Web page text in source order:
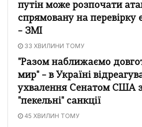
путін може розпочати
спрямовану на перевірку
– ЗМІ
33 ХВИЛИНИ ТОМУ
"Разом наближаємо
мир" – в Україні
ухвалення Сенатом США
"пекельні" санкції
45 ХВИЛИН ТОМУ